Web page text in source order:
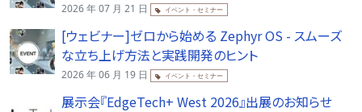
2026 年 07 月 21 日 イベント・セミナー
[ウェビナー]ゼロから始める Zephyr OS - スムーズ
な立ち上げ方法と実践開発のヒント
2026 年 06 月 19 日 イベント・セミナー
展示会『EdgeTech+ West 2026』出展のお知らせ